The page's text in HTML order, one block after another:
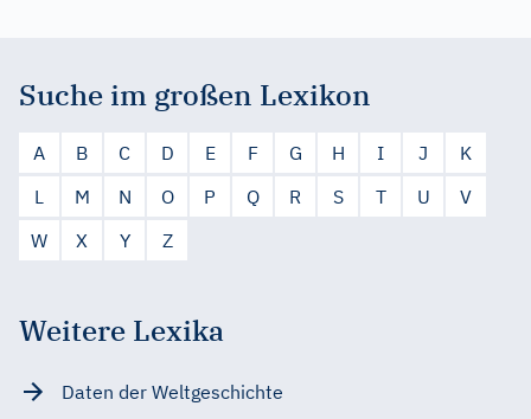
Suche im großen Lexikon
A B C D E F G H I J
K
L
M N O P Q R S T U
V
W
X Y Z
Weitere Lexika
Daten der Weltgeschichte